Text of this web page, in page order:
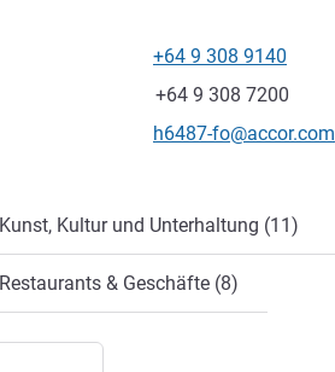
+64 9 308 9140
Fax
+64 9 308 7200
Kontakt-E-Mail
h6487-fo@accor.com
Kunst, Kultur und Unterhaltung (11)
Restaurants & Geschäfte (8)